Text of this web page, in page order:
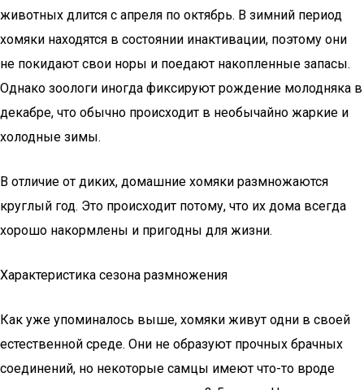
животных длится с апреля по октябрь. В зимний период
хомяки находятся в состоянии инактивации, поэтому они
не покидают свои норы и поедают накопленные запасы.
Однако зоологи иногда фиксируют рождение молодняка в
декабре, что обычно происходит в необычайно жаркие и
холодные зимы.
В отличие от диких, домашние хомяки размножаются
круглый год. Это происходит потому, что их дома всегда
хорошо накормлены и пригодны для жизни.
Характеристика сезона размножения
Как уже упоминалось выше, хомяки живут одни в своей
естественной среде. Они не образуют прочных брачных
соединений, но некоторые самцы имеют что-то вроде